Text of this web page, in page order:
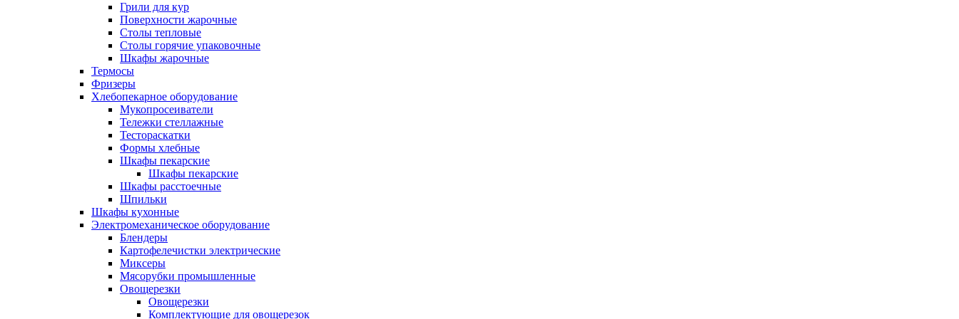
Грили для кур
Поверхности жарочные
Столы тепловые
Столы горячие упаковочные
Шкафы жарочные
Термосы
Фризеры
Хлебопекарное оборудование
Мукопросеиватели
Тележки стеллажные
Тестораскатки
Формы хлебные
Шкафы пекарские
Шкафы пекарские
Шкафы расстоечные
Шпильки
Шкафы кухонные
Электромеханическое оборудование
Блендеры
Картофелечистки электрические
Миксеры
Мясорубки промышленные
Овощерезки
Овощерезки
Комплектующие для овощерезок